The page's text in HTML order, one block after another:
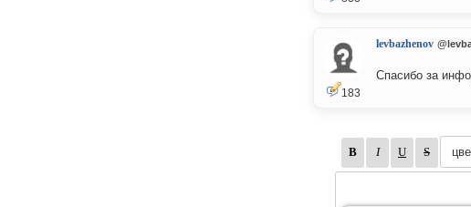
183
levbazhenov
Спасибо за